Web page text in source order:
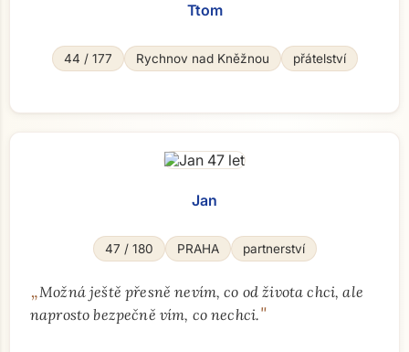
Ttom
44 / 177 Rychnov nad Kněžnou přátelství
Jan
47 / 180 PRAHA partnerství
„Možná ještě přesně nevím, co od života chci, ale
naprosto bezpečně vím, co nechci."